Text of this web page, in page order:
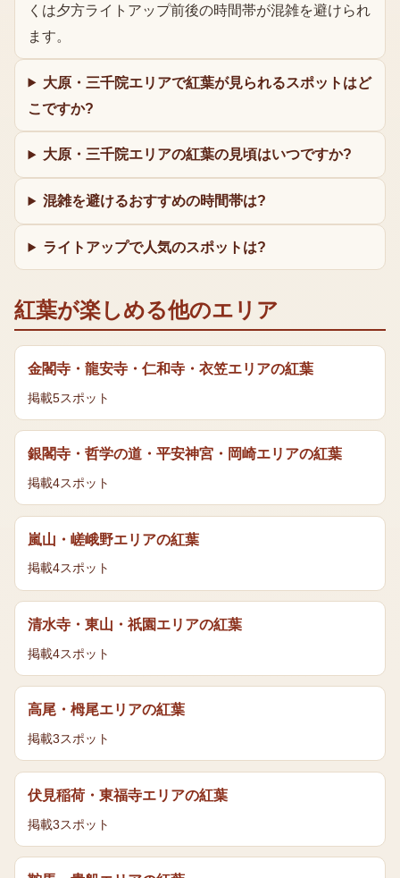
くは夕方ライトアップ前後の時間帯が混雑を避けられ
ます。
大原・三千院エリアで紅葉が見られるスポットはど
こですか?
大原・三千院エリアの紅葉の見頃はいつですか?
混雑を避けるおすすめの時間帯は?
ライトアップで人気のスポットは?
紅葉が楽しめる他のエリア
金閣寺・龍安寺・仁和寺・衣笠エリアの紅葉
掲載5スポット
銀閣寺・哲学の道・平安神宮・岡崎エリアの紅葉
掲載4スポット
嵐山・嵯峨野エリアの紅葉
掲載4スポット
清水寺・東山・祇園エリアの紅葉
掲載4スポット
高尾・栂尾エリアの紅葉
掲載3スポット
伏見稲荷・東福寺エリアの紅葉
掲載3スポット